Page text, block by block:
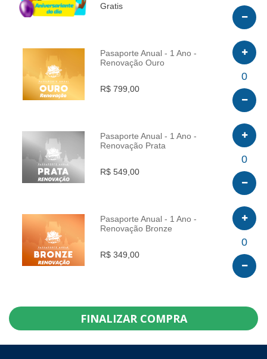
Gratis
INFO
Pasaporte Anual - 1 Ano -
Renovação Ouro
R$ 799,00
0
INFO
Pasaporte Anual - 1 Ano -
Renovação Prata
R$ 549,00
0
INFO
Pasaporte Anual - 1 Ano -
Renovação Bronze
R$ 349,00
0
FINALIZAR COMPRA